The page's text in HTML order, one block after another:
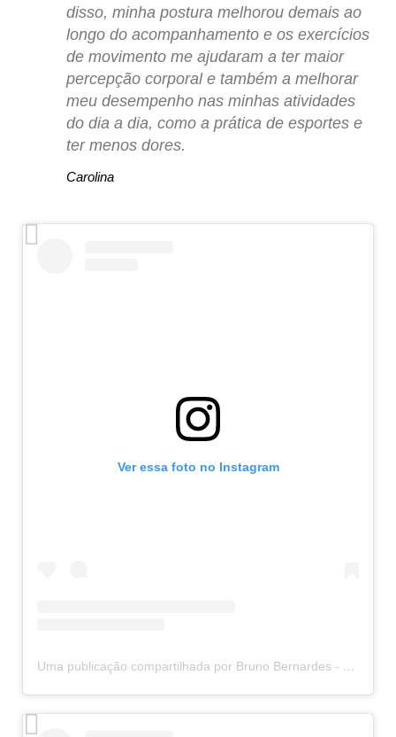
disso, minha postura melhorou demais ao
longo do acompanhamento e os exercícios
de movimento me ajudaram a ter maior
percepção corporal e também a melhorar
meu desempenho nas minhas atividades
do dia a dia, como a prática de esportes e
ter menos dores.
Carolina
Ver essa foto no Instagram
Uma publicação compartilhada por Bruno Bernardes - Rolfing IE (@rolfingcombruno)